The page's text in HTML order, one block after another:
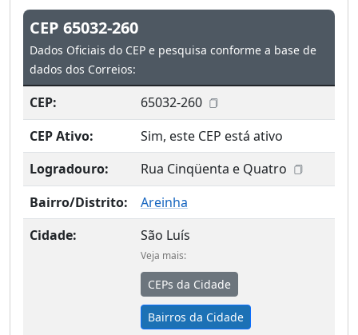
CEP 65032-260
Dados Oficiais do CEP e pesquisa conforme a base de
dados dos Correios:
CEP:
65032-260
CEP Ativo:
Sim, este CEP está ativo
Logradouro:
Rua Cinqüenta e Quatro
Bairro/Distrito:
Areinha
Cidade:
São Luís
Veja mais:
CEPs da Cidade
Bairros da Cidade